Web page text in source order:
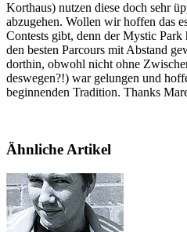
Korthaus) nutzen diese doch sehr
abzugehen. Wollen wir hoffen das
Contests gibt, denn der Mystic Park
den besten Parcours mit Abstand
dorthin, obwohl nicht ohne
deswegen?!) war gelungen und
beginnenden Tradition. Thanks
Ähnliche Artikel